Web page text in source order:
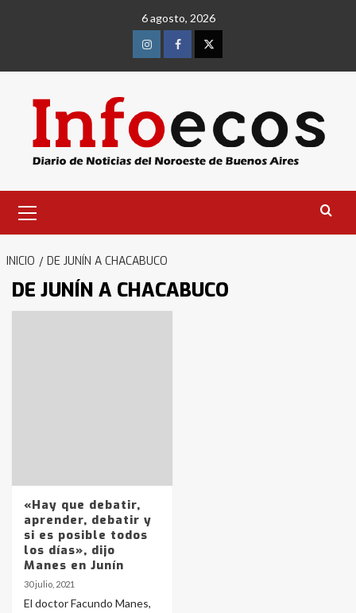
6 agosto, 2026
InstagramFacebookTwitter
primario
INICIO DE JUNÍN A CHACABUCO
DE JUNÍN A CHACABUCO
«Hay que debatir,
aprender, debatir y
si es posible todos
los días», dijo
Manes en Junín
30 julio, 2021
El doctor Facundo Manes,
5
Los precios de los combustibles en
La Pampa, desde YPF hasta Axion